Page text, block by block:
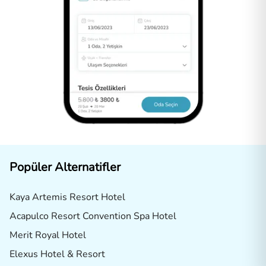
Popüler Alternatifler
Kaya Artemis Resort Hotel
Acapulco Resort Convention Spa Hotel
Merit Royal Hotel
Elexus Hotel & Resort